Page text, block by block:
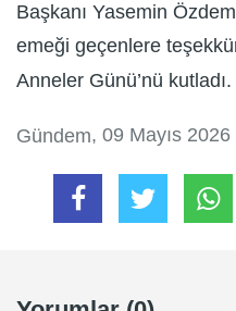
Başkanı Yasemin
emeği geçenlere
Anneler Günü’nü kutladı.
Gündem, 09 Mayıs